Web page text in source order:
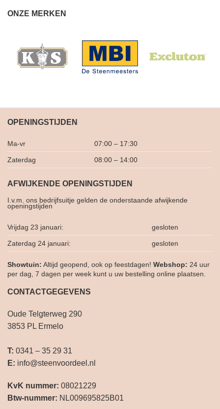
ONZE MERKEN
OPENINGSTIJDEN
Ma-vr 07:00 – 17:30
Zaterdag 08:00 – 14:00
AFWIJKENDE OPENINGSTIJDEN
I.v.m. ons bedrijfsuitje gelden de onderstaande afwijkende
openingstijden
Vrijdag 23 januari: gesloten
Zaterdag 24 januari: gesloten
Showtuin: Altijd geopend, ook op feestdagen! Webshop: 24 uur
per dag, 7 dagen per week kunt u uw bestelling online plaatsen.
CONTACTGEGEVENS
Oude Telgterweg 290
3853 PL Ermelo
T: 0341 – 35 29 31
E: info@steenvoordeel.nl
KvK nummer: 08021229
Btw-nummer: NL009695825B01